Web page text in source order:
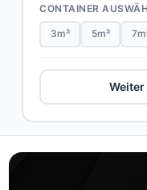
CONTAINER
3m³ 5m³